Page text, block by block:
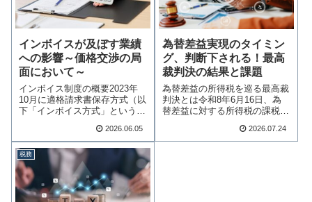
インボイスが及ぼす業績
への影響～価格交渉の局
面において～
インボイス制度の概要2023年
10月に適格請求書保存方式（以
下「インボイス方式」という）
2026.06.05
為替差益実現のタイミン
グ、判断下される！最高
裁判決の結果と課題
為替差益の所得税を巡る最高裁
判決とは令和8年6月16日、為
替差益に対する所得税の課税に
2026.07.24
税務